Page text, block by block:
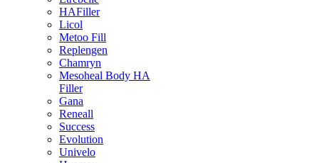
HAFiller
Licol
Metoo Fill
Replengen
Chamryn
Mesoheal Body HA
Filler
Gana
Reneall
Success
Evolution
Univelo